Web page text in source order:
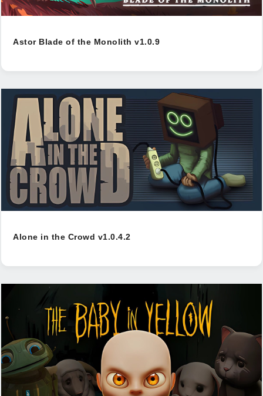
Astor Blade of the Monolith v1.0.9
Alone in the Crowd v1.0.4.2